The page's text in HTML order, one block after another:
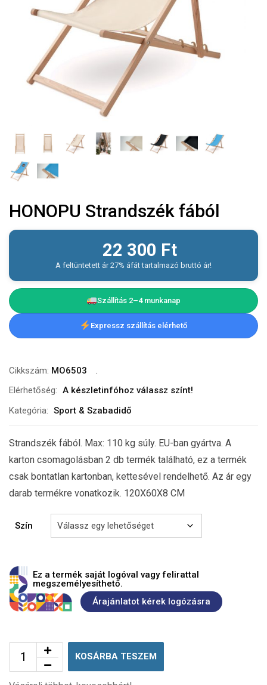
HONOPU Strandszék fából
22 300 Ft
A feltüntetett ár 27% áfát tartalmazó bruttó ár!
Szállítás 2–4 munkanap
Expressz szállítás elérhető
Cikkszám: MO6503
Elérhetőség: A készletinfóhoz válassz színt!
Kategória: Sport & Szabadidő
Strandszék fából. Max: 110 kg súly. EU-ban gyártva. A
karton csomagolásban 2 db termék található, ez a termék
csak bontatlan kartonban, kettesével rendelhető. Az ár egy
darab termékre vonatkozik. 120X60X8 CM
Szín
Ez a termék saját logóval vagy felirattal
megszemélyesíthető.
Árajánlatot kérek logózásra
KOSÁRBA TESZEM